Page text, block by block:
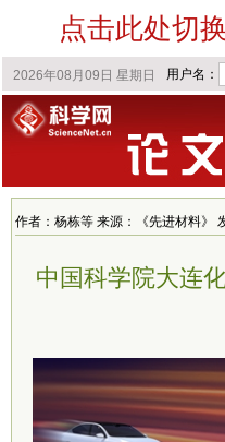
点击此处切
作者：杨栋等 来源：《先进材料》
中国科学院大连